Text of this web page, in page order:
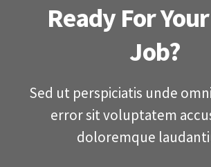
Ready For
Job?
Sed ut perspiciatis unde
error sit voluptatem
doloremque
Entre em contato 21 97022-5592 |
Copyright 2020 - 2026 | Todos os Direitos